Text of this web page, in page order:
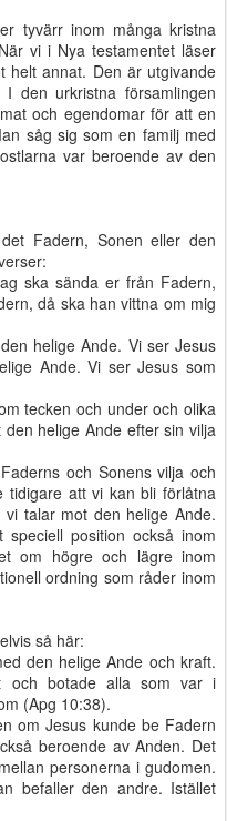
tyvärr inom många kristna
vi i Nya testamentet läser
helt annat. Den är utgivande
den urkristna församlingen
och egendomar för att en
såg sig som en familj med
var beroende av den
Fadern, Sonen eller den
ska sända er från Fadern,
då ska han vittna om mig
helige Ande. Vi ser Jesus
Ande. Vi ser Jesus som
tecken och under och olika
helige Ande efter sin vilja
och Sonens vilja och
tidigare att vi kan bli förlåtna
talar mot den helige Ande.
position också inom
om högre och lägre inom
ordning som råder inom
så här:
den helige Ande och kraft.
och botade alla som var i
(Apg 10:38).
om Jesus kunde be Fadern
beroende av Anden. Det
personerna i gudomen.
befaller den andre. Istället